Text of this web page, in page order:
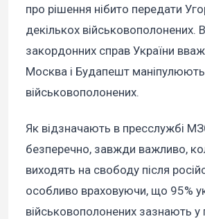
про рішення нібито передати
декількох військовополонених. В
закордонних справ України
Москва і Будапешт
військовополонених.
Як відзначають в пресслужбі
безперечно, завжди важливо,
виходять на свободу після
особливо враховуючи, що 95%
військовополонених зазнають у